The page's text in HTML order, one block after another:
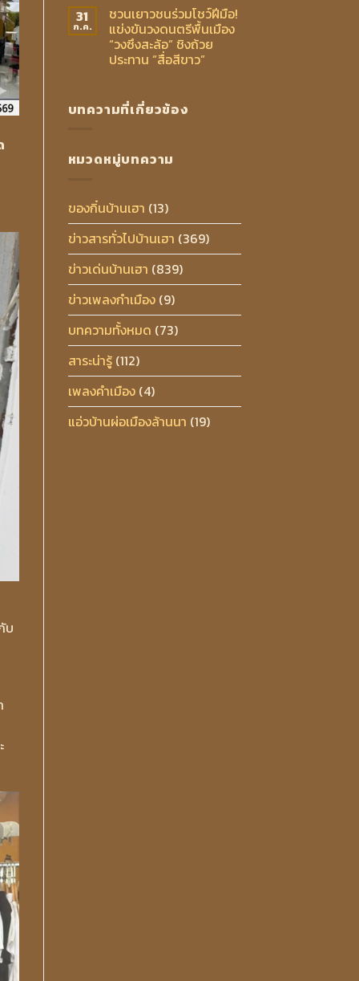
บ
31
ก.ค.
ชวนเยาวชนร่วมโชว์ฝีมือ!
แข่งขันวงดนตรีพื้นเมือง
“วงซึงสะล้อ” ชิงถ้วย
ประทาน “สื่อสีขาว”
บทความที่เกี่ยวข้อง
หมวดหมู่บทความ
ของกิ๋นบ้านเฮา (13)
ข่าวสารทั่วไปบ้านเฮา (369)
ข่าวเด่นบ้านเฮา (839)
ข่าวเพลงกำเมือง(9)
บทความทั้งหมด (73)
สาระน่ารู้(112)
เพลงคำเมือง(4)
แอ่วบ้านผ่อเมืองล้านนา (19)